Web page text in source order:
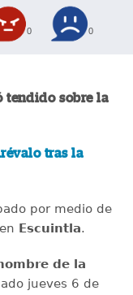
0 0
tendido sobre la
tras la
por medio de
Escuintla.
de la
jueves 6 de